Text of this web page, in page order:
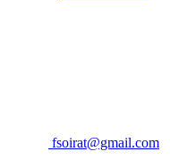
fsoirat@gmail.com